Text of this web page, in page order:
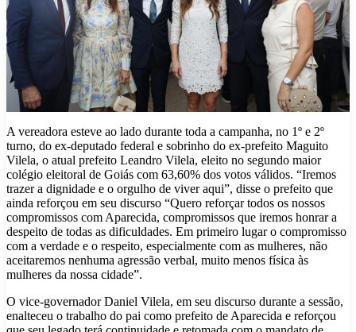
A vereadora esteve ao lado durante toda a campanha, no 1º e 2º
turno, do ex-deputado federal e sobrinho do ex-prefeito Maguito
Vilela, o atual prefeito Leandro Vilela, eleito no segundo maior
colégio eleitoral de Goiás com 63,60% dos votos válidos. “Iremos
trazer a dignidade e o orgulho de viver aqui”, disse o prefeito que
ainda reforçou em seu discurso “Quero reforçar todos os nossos
compromissos com Aparecida, compromissos que iremos honrar a
despeito de todas as dificuldades. Em primeiro lugar o compromisso
com a verdade e o respeito, especialmente com as mulheres, não
aceitaremos nenhuma agressão verbal, muito menos física às
mulheres da nossa cidade”.
O vice-governador Daniel Vilela, em seu discurso durante a sessão,
enalteceu o trabalho do pai como prefeito de Aparecida e reforçou